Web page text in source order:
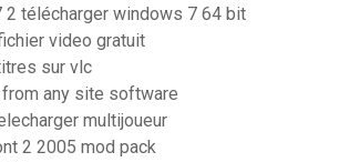
2 télécharger windows 7 64 bit
video gratuit
sur vlc
any site software
multijoueur
2 2005 mod pack